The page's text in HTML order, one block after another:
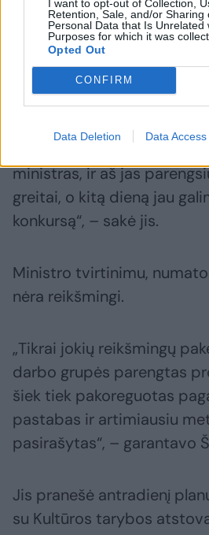
I want to opt-out of Collection,
Retention, Sale, and/or Sharing
Personal Data that Is Unrelated
Purposes for which it was
Opted Out
CONFIRM
Data Deletion Data Access
Kultūros ministras Š.Birutis
teigė, kad kultūros
kitąmet neturėtų vėluoti.
„Tikrai niekas nevėluos,
ministras, ir aš jas
greitai, o kitą dieną jau
konkursą“, – sakė jis.
Ministro tvirtinimu,
nėra reikšmingi.
„Tikrai jokių reikšmingų
darbo grupės parengtas
šiek tiek pakoreguotas
pastabas ir artimiausiu
pasirašytas“, – garantavo
Jis pranešė antradienį
su Kultūros tarybos